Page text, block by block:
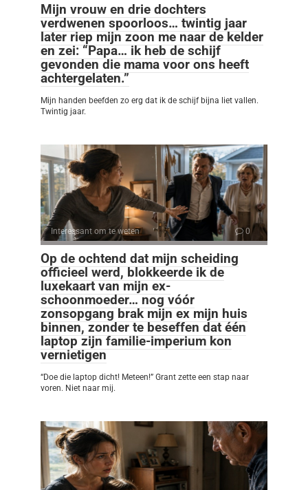
Mijn vrouw en drie dochters
verdwenen spoorloos… twintig jaar
later riep mijn zoon me naar de kelder
en zei: “Papa… ik heb de schijf
gevonden die mama voor ons heeft
achtergelaten.”
Mijn handen beefden zo erg dat ik de schijf bijna liet vallen.
Twintig jaar.
Interessant om te weten 0
Op de ochtend dat mijn scheiding
officieel werd, blokkeerde ik de
luxekaart van mijn ex-
schoonmoeder… nog vóór
zonsopgang brak mijn ex mijn huis
binnen, zonder te beseffen dat één
laptop zijn familie-imperium kon
vernietigen
“Doe die laptop dicht! Meteen!” Grant zette een stap naar
voren. Niet naar mij.